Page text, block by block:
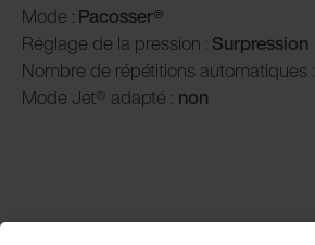
Mode : Pacosser®
Réglage de la pression : Surpression
Nombre de répétitions automatiques :
Mode Jet® adapté : non